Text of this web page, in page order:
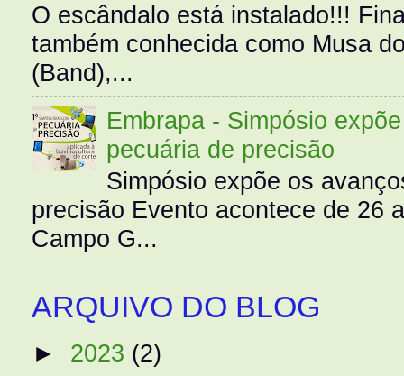
O escândalo está instalado!!!
também conhecida como Musa
(Band),...
Embrapa - Simpósio
pecuária de precisão
Simpósio expõe os
precisão Evento acontece de 26
Campo G...
ARQUIVO DO BLOG
► 2023 (2)